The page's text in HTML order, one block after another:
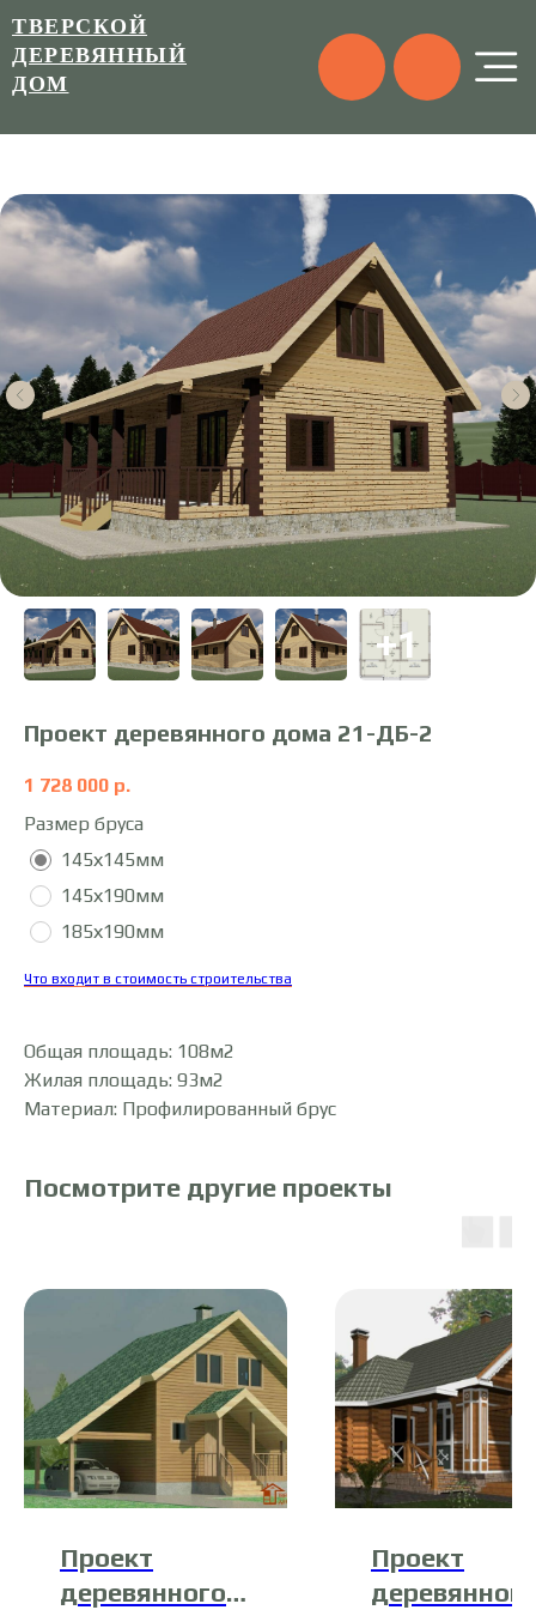
ТВЕРСКОЙ
ДЕРЕВЯННЫЙ
ДОМ
Проект деревянного дома 21-ДБ-2
1 728 000 р.
Размер бруса
145х145мм
145х190мм
185х190мм
Что входит в стоимость строительства
Общая площадь: 108м2
Жилая площадь: 93м2
Материал: Профилированный брус
Посмотрите другие проекты
Проект
деревянного
Проект
деревянного